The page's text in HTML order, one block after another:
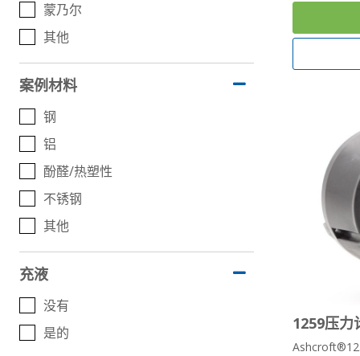
蒙乃尔
其他
案例材料
钢
铝
酚醛/热塑性
不锈钢
其他
充液
没有
是的
1259压力